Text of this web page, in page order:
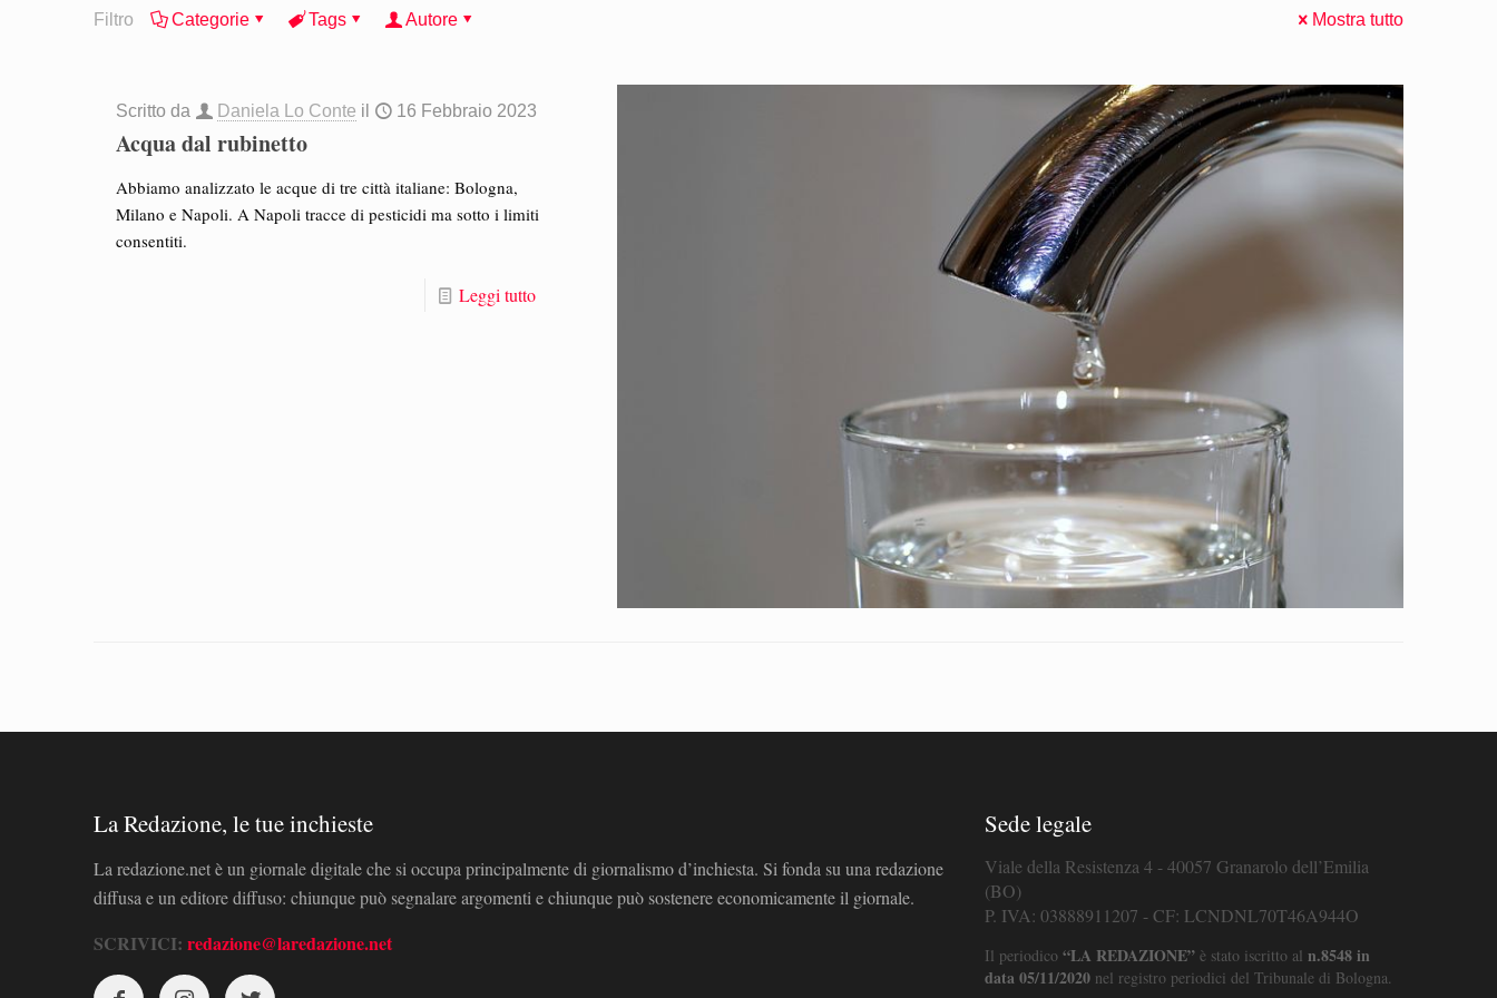
Filtro Categorie Tags Autore Mostra tutto
Scritto da Daniela Lo Conte il 16 Febbraio 2023
Acqua dal rubinetto
Abbiamo analizzato le acque di tre città italiane: Bologna,
Milano e Napoli. A Napoli tracce di pesticidi ma sotto i limiti
consentiti.
Leggi tutto
La Redazione, le tue inchieste
La redazione.net è un giornale digitale che si occupa principalmente di giornalismo d’inchiesta. Si fonda su una redazione
diffusa e un editore diffuso: chiunque può segnalare argomenti e chiunque può sostenere economicamente il giornale.
SCRIVICI: redazione@laredazione.net
Sede legale
Viale della Resistenza 4 - 40057 Granarolo dell’Emilia
(BO)
P. IVA: 03888911207 - CF: LCNDNL70T46A944O
Il periodico “LA REDAZIONE”è stato iscritto al n.8548 in
data 05/11/2020nel registro periodici del Tribunale di Bologna.